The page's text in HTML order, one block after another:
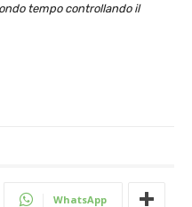
tempo controllando il
WhatsApp